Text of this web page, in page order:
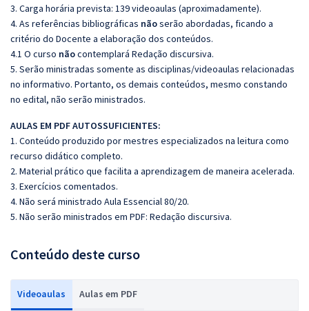
3. Carga horária prevista: 139 videoaulas (aproximadamente).
4. As referências bibliográficas nãoserão abordadas, ficando a
critério do Docente a elaboração dos conteúdos.
4.1 O curso nãocontemplará Redação discursiva.
5. Serão ministradas somente as disciplinas/videoaulas relacionadas
no informativo. Portanto, os demais conteúdos, mesmo constando
no edital, não serão ministrados.
AULAS EM PDF AUTOSSUFICIENTES:
1. Conteúdo produzido por mestres especializados na leitura como
recurso didático completo.
2. Material prático que facilita a aprendizagem de maneira acelerada.
3. Exercícios comentados.
4. Não será ministrado Aula Essencial 80/20.
5. Não serão ministrados em PDF: Redação discursiva.
Conteúdo deste curso
Videoaulas Aulas em PDF